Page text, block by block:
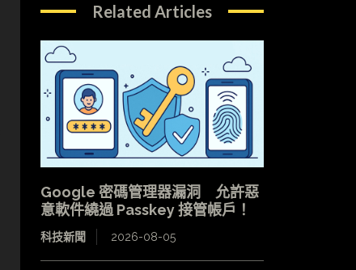
Related Articles
Google 密碼管理器漏洞 允許惡
意軟件繞過 Passkey 接管帳戶！
科技新聞 2026-08-05